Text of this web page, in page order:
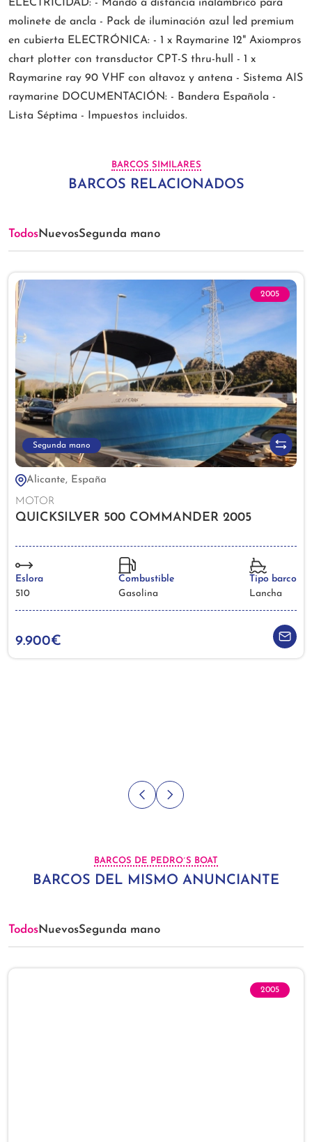
ELECTRICIDAD: - Mando a distancia inalámbrico para
molinete de ancla - Pack de iluminación azul led premium
en cubierta ELECTRÓNICA: - 1 x Raymarine 12" Axiompros
chart plotter con transductor CPT-S thru-hull - 1 x
Raymarine ray 90 VHF con altavoz y antena - Sistema AIS
raymarine DOCUMENTACIÓN: - Bandera Española -
Lista Séptima - Impuestos incluidos.
BARCOS SIMILARES
BARCOS RELACIONADOS
TodosNuevosSegunda mano
2005
Segunda mano
Alicante, España
MOTOR
QUICKSILVER 500 COMMANDER 2005
Eslora
510
Combustible
Gasolina
Tipo barco
Lancha
9.900€
BARCOS DE PEDRO´S BOAT
BARCOS DEL MISMO ANUNCIANTE
TodosNuevosSegunda mano
2005